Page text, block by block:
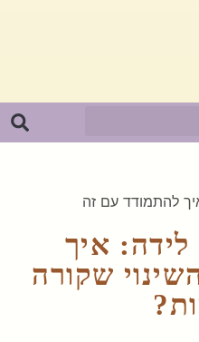
לידה: איך
שקורה